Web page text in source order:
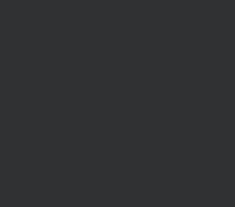
kræver reelt ingen
være behov for at fjerne fx fedt